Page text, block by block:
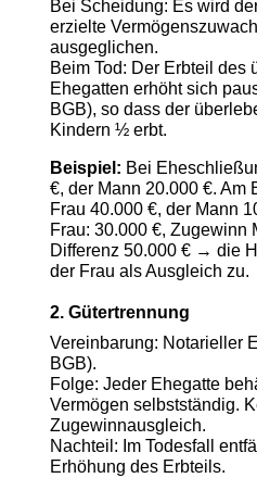
Bei Scheidung: Es wird
erzielte
ausgeglichen.
Beim Tod: Der Erbteil des
Ehegatten erhöht sich
BGB), so dass der
Kindern ½ erbt.
Beispiel: Bei
€, der Mann 20.000 €. Am
Frau 40.000 €, der Mann
Frau: 30.000 €, Zugewinn
Differenz 50.000 € → die
der Frau als Ausgleich zu.
2. Gütertrennung
Vereinbarung: Notarieller
BGB).
Folge: Jeder Ehegatte
Vermögen selbstständig.
Zugewinnausgleich.
Nachteil: Im Todesfall
Erhöhung des Erbteils.